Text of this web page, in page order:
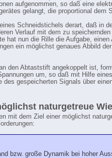
aufgenommen, so daß eine
gelangt, die proportional dem
Schneidstichels derart, daß in
Verlauf mit dem zu
hat nun die Rille die Aufgabe,
ein möglichst genaues Abbild
den Abtaststift angekoppelt ist,
um, so daß mit Hilfe
gespeicherten Signals über
naturgetreue
mit dem Ziel einer möglichst
bzw. große Dynamik bei hoher